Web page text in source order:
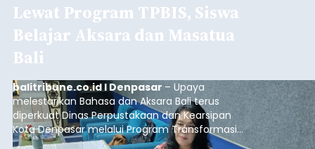
Lewat Program TPBIS, Siswa
Belajar Aksara dan Masatua
Bali
balitribune.co.id I Denpasar – Upaya
melestarikan Bahasa dan Aksara Bali terus
diperkuat Dinas Perpustakaan dan Kearsipan
Kota Denpasar melalui Program Transformasi
Perpustakaan Berbasis Inklusi Sosial (TPBIS).